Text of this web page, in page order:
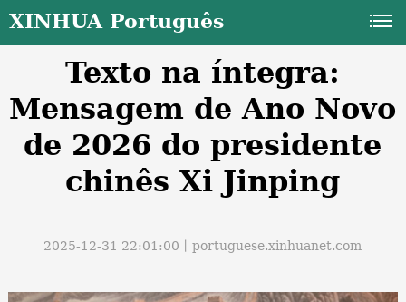
XINHUA Português
Texto na íntegra:
Mensagem de Ano Novo
de 2026 do presidente
chinês Xi Jinping
2025-12-31 22:01:00丨portuguese.xinhuanet.com